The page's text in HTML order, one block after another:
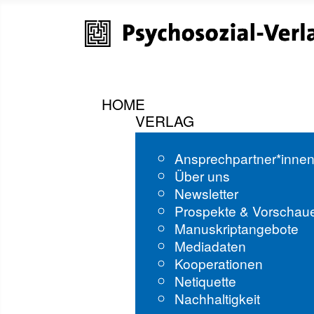
HOME
VERLAG
Über uns
Newsletter
Prospekte &
Manuskriptangebote
Mediadaten
Kooperationen
Netiquette
Nachhaltigkeit